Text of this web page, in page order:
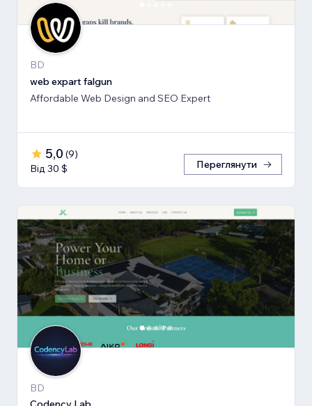
BD
web expart falgun
Affordable Web Design and SEO Expert
5,0 (9)
Від 30 $
Переглянути
BD